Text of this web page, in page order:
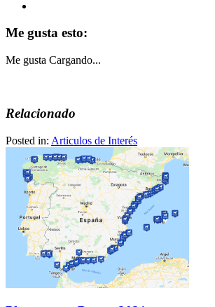
Me gusta esto:
Me gusta Cargando...
Relacionado
Posted in: Articulos de Interés